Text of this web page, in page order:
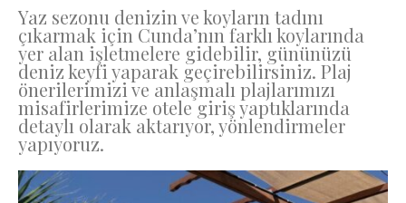
Yaz sezonu denizin ve koyların tadını
çıkarmak için Cunda’nın farklı koylarında
yer alan işletmelere gidebilir, gününüzü
deniz keyfi yaparak geçirebilirsiniz. Plaj
önerilerimizi ve anlaşmalı plajlarımızı
misafirlerimize otele giriş yaptıklarında
detaylı olarak aktarıyor, yönlendirmeler
yapıyoruz.